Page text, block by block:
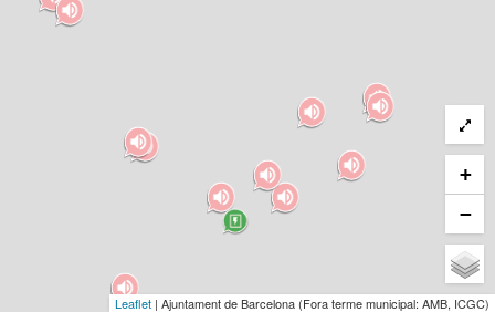
+
−
Leaflet | Ajuntament de Barcelona (Fora terme municipal: AMB, ICGC)